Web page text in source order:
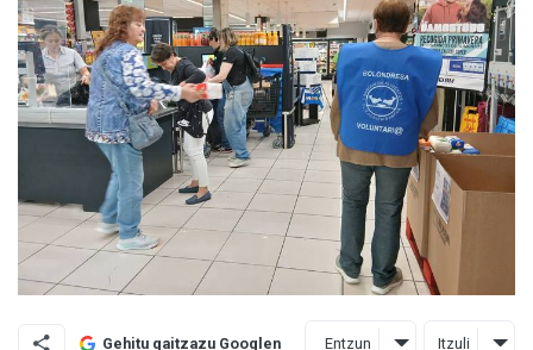
Gehitu gaitzazu Googlen Entzun Itzuli